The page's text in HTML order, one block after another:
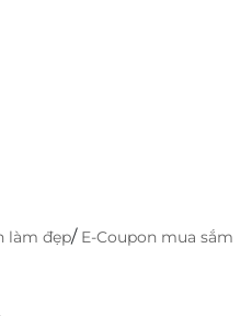
hấp dẫn cùng
chỉ giúp bạn tiết
nhanh chóng ở mọi
làm đẹp/ E-Coupon mua sắm